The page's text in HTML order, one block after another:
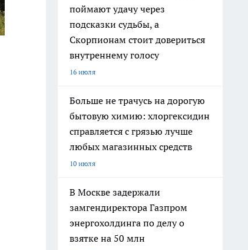
поймают удачу через
подсказки судьбы, а
Скорпионам стоит довериться
внутреннему голосу
16 июля
Больше не трачусь на дорогую
бытовую химию: хлоргексидин
справляется с грязью лучше
любых магазинных средств
10 июля
В Москве задержали
замгендиректора Газпром
энергохолдинга по делу о
взятке на 50 млн